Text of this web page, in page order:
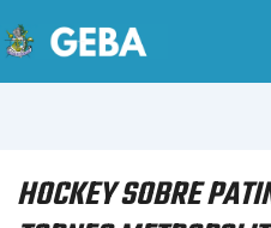
HOCKEY SOBRE